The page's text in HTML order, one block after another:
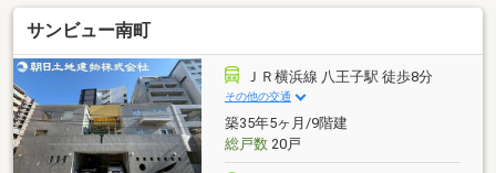
小、中学校まで徒歩10分圏内◆スーパーまで徒歩約1
分◆コンビニまで徒歩約3分
サンビュー南町
ＪＲ横浜線 八王子駅 徒歩8分
その他の交通
築35年5ヶ月/9階建
総戸数20戸